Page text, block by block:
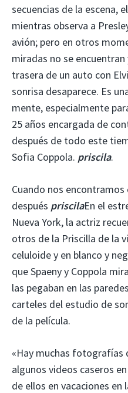
secuencias de la escena,
mientras observa a
avión; pero en otros
miradas no se
trasera de un auto con
sonrisa desaparece. Es
mente, especialmente
25 años encargada de
después de todo este
Sofia Coppola. priscila.
Cuando nos encontramos
después priscilaEn el
Nueva York, la actriz
otros de la Priscilla de la
celuloide y en blanco y
que Spaeny y Coppola
las pegaban en las
carteles del estudio de
de la película.
«Hay muchas fotografías
algunos videos caseros
de ellos en vacaciones en